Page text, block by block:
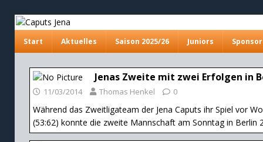
Start Aktuelles Saison 2025/26 Juniors
Jenas Zweite mit zwei Erfolgen in
11/03/2014 Thomas Henkel 0
Während das Zweitligateam der Jena Caputs ihr Spiel vor
(53:62) konnte die zweite Mannschaft am Sonntag in Berlin